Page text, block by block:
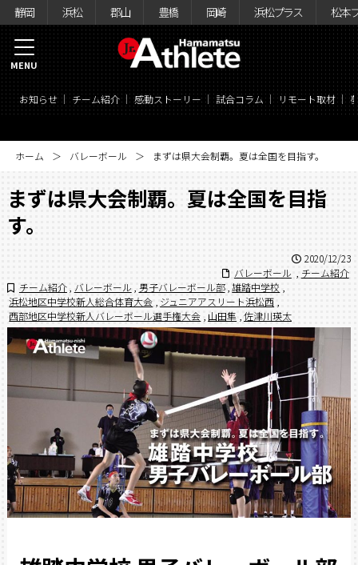
静岡 浜松 郡山 豊橋 岡崎 浜松プラス 松本
お知らせ チーム紹介 感動ストーリー 試合コラム リモート取材
MENU
ホーム バレーボール まずは県大会制覇。夏は全国を目指す。
まずは県大会制覇。夏は全国を目指
す。
2020/12/23
バレーボール
チーム紹介
チーム紹介 , バレーボール 男子バレーボール部 雄踏中学校
浜松地区中学校新人総合体育大会 ジュニアアスリート浜松西
西部地区中学校新人バレーボール選手権大会 山田隼 佐津川瑛太